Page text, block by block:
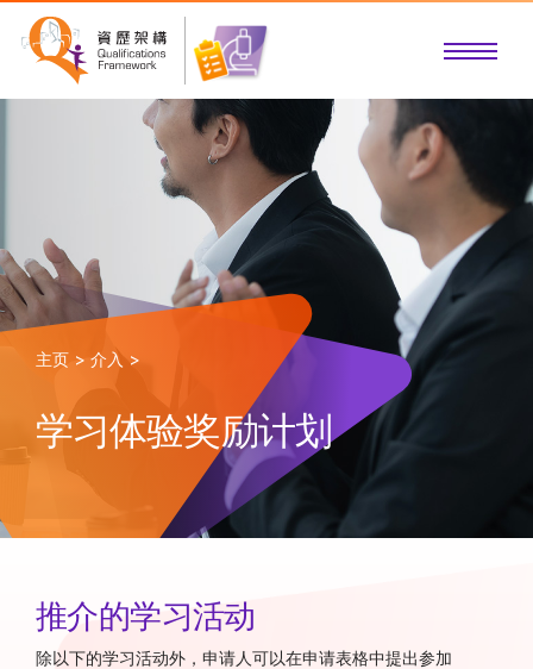
主页 > 介入 >
学习体验奖励计划
推介的学习活动
除以下的学习活动外 ，申请人可以在申请表格中提出参加